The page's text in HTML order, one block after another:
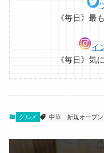
《毎日》最
イ
《毎日》気
グルメ 中華 新規オープン